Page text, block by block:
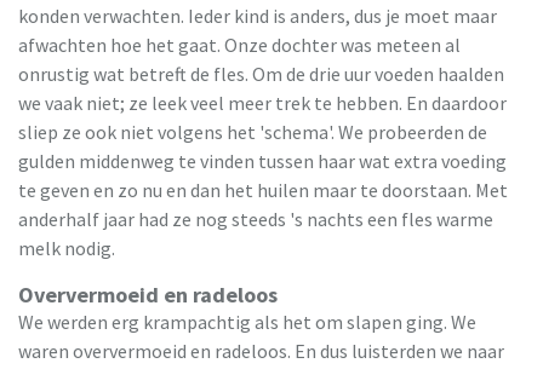
konden verwachten. Ieder kind is anders, dus je moet maar
afwachten hoe het gaat. Onze dochter was meteen al
onrustig wat betreft de fles. Om de drie uur voeden haalden
we vaak niet; ze leek veel meer trek te hebben. En daardoor
sliep ze ook niet volgens het 'schema'. We probeerden de
gulden middenweg te vinden tussen haar wat extra voeding
te geven en zo nu en dan het huilen maar te doorstaan. Met
anderhalf jaar had ze nog steeds 's nachts een fles warme
melk nodig.
Oververmoeid en radeloos
We werden erg krampachtig als het om slapen ging. We
waren oververmoeid en radeloos. En dus luisterden we naar